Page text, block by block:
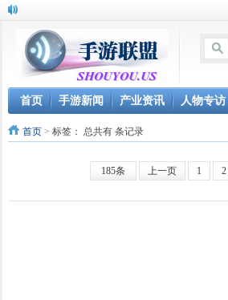
首页 手游新闻 产业资讯 人物专访
首页 > 标签： 总共有 条记录
185条 上一页 1 2